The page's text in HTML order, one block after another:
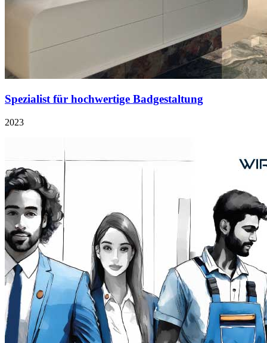
Spezialist für hochwertige Badgestaltung
2023